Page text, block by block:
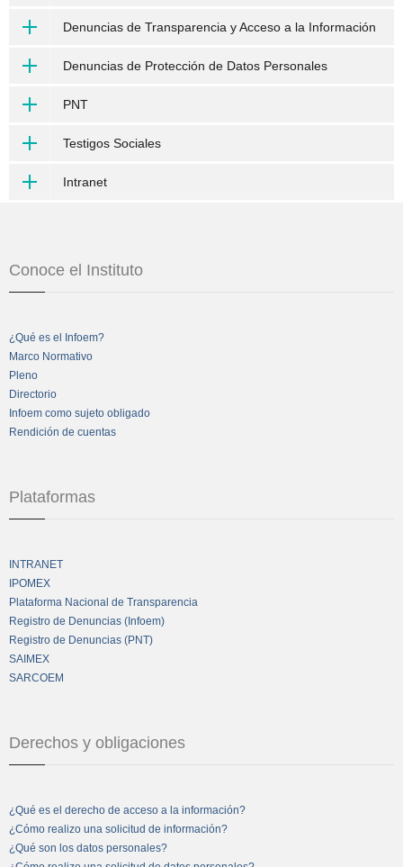
Denuncias de Transparencia y Acceso a la Información
Denuncias de Protección de Datos Personales
PNT
Testigos Sociales
Intranet
Conoce el Instituto
¿Qué es el Infoem?
Marco Normativo
Pleno
Directorio
Infoem como sujeto obligado
Rendición de cuentas
Plataformas
INTRANET
IPOMEX
Plataforma Nacional de Transparencia
Registro de Denuncias (Infoem)
Registro de Denuncias (PNT)
SAIMEX
SARCOEM
Derechos y obligaciones
¿Qué es el derecho de acceso a la información?
¿Cómo realizo una solicitud de información?
¿Qué son los datos personales?